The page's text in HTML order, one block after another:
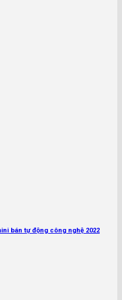
bán tự động công nghệ 2022